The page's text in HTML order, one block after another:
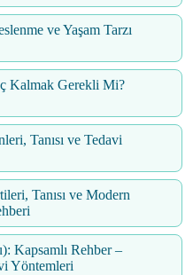
ve Yaşam Tarzı
Kalmak Gerekli Mi?
Tanısı ve Tedavi
Tanısı ve Modern
Kapsamlı Rehber –
Yöntemleri